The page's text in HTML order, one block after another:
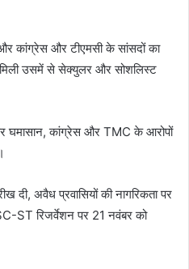
कांग्रेस और टीएमसी के सांसदों का
मिली उसमें से सेक्युलर और सोशलिस्ट
घमासान, कांग्रेस और TMC के आरोपों
दी, अवैध प्रवासियों की नागरिकता पर
ST रिजर्वेशन पर 21 नवंबर को